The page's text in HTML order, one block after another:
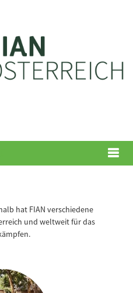
hat FIAN verschiedene
und weltweit für das